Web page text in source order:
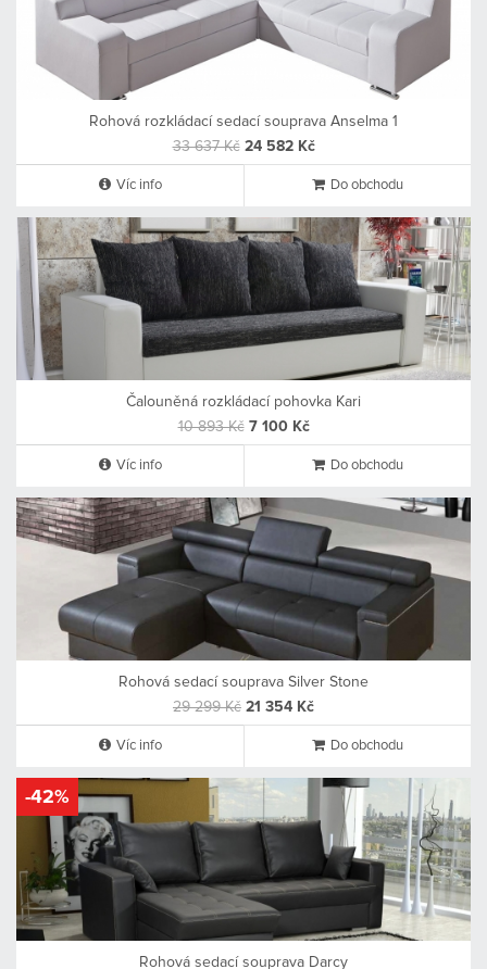
Rohová rozkládací sedací souprava Anselma 1
33 637 Kč 24 582 Kč
Víc info Do obchodu
Čalouněná rozkládací pohovka Kari
10 893 Kč 7 100 Kč
Víc info Do obchodu
Rohová sedací souprava Silver Stone
29 299 Kč 21 354 Kč
Víc info Do obchodu
-42%
Rohová sedací souprava Darcy